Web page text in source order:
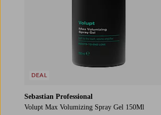
Sebastian Professional
Volupt Max Volumizing Spray Gel 150Ml
DEAL